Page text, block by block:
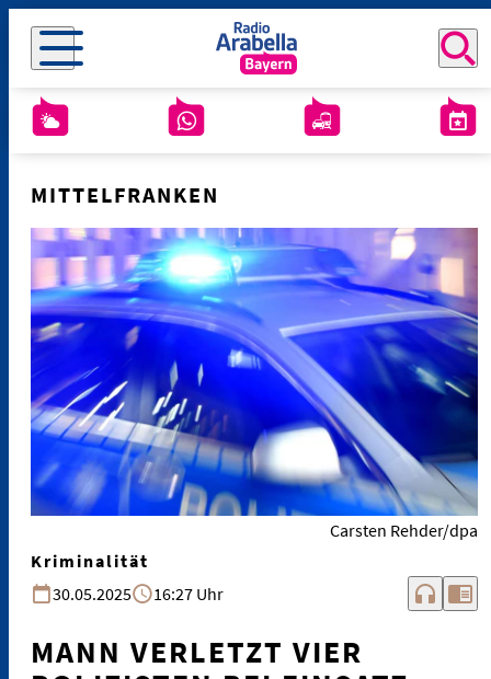
MITTELFRANKEN
Carsten Rehder/dpa
Kriminalität
30.05.2025
16:27 Uhr headphones chrome_reader_mode
MANN VERLETZT VIER